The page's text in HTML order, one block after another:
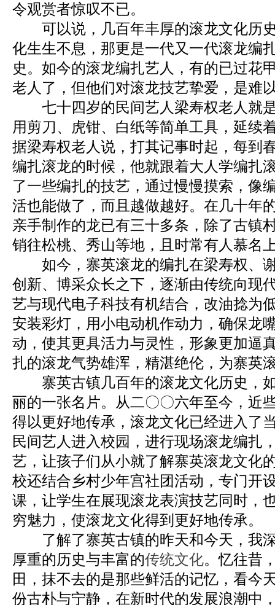
令观赏者惊叹不已。
可以说，几百年丰厚的滚龙文化历
化生生不息，那更是一代又一代滚龙编
史。如今的滚龙编扎艺人，有的已过花
老人了，但他们对滚龙技艺挚爱，是难
七十四岁的民间艺人梁寿权老人就
用剪刀、虎钳、白纸等简单工具，延续
据梁寿权老人说，打其记事时起，每到
编扎滚龙的时候，他就跟着大人学编扎
了一些编扎的技艺，通过慢慢摸索，像
活也能做了，而且越做越好。在几十年
亲手制作的龙已有三十多条，除了古镇
销往松桃、秀山等地，且时常有人慕名
如今，寨英滚龙的编扎在梁寿权、
创新、博采众长之下，逐渐由传统向现
艺与现代电子科技有机结合，改油捻为
安装彩灯，用小电动机作动力，确保龙
动，使其更具活力与灵性，形象更加逼
扎的滚龙气势雄浑，精湛绝伦，为寨英
寨英古镇几百年的滚龙文化历史，
丽的一张名片。从二〇〇六年至今，近
得以更好地传承，滚龙文化已经进入了
民间艺人进入校园，进行现场滚龙编扎
艺，让孩子们从小就了解寨英滚龙文化
校还结合乡村少年宫社团活动，专门开
课，让学生在展现滚龙表演技艺同时，
穷魅力，使滚龙文化得到更好地传承。
了解了寨英古镇的昨天和今天，我
厚重的历史与丰富的传统文化。忆往昔
田，抹不去的是那些鲜活的记忆，看今
份古朴与宁静，在新时代的发展浪潮中